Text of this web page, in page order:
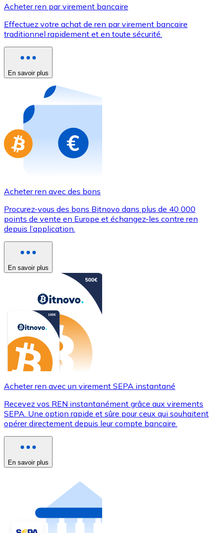
Utilisez les cartes Visa et Mastercard pour acheter
Acheter avec carte
Nouveau
Achetez des cartes-cadeaux de vos marques
Aller à la boutique de cartes-cadeaux
Acheter ren par virement bancaire
Effectuez votre achat de ren par virement bancaire
traditionnel rapidement et en toute sécurité.
En savoir plus
Acheter ren avec des bons
Procurez-vous des bons Bitnovo dans plus de 40 000
points de vente en Europe et échangez-les contre ren
depuis l’application.
En savoir plus
Acheter ren avec un virement SEPA instantané
Recevez vos REN instantanément grâce aux virements
SEPA. Une option rapide et sûre pour ceux qui souhaitent
opérer directement depuis leur compte bancaire.
En savoir plus